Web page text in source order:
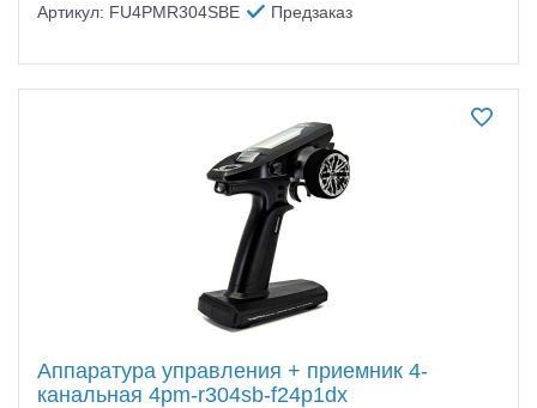
Артикул: FU4PMR304SBE Предзаказ
Аппаратура управления + приемник 4-
канальная 4pm-r304sb-f24p1dx